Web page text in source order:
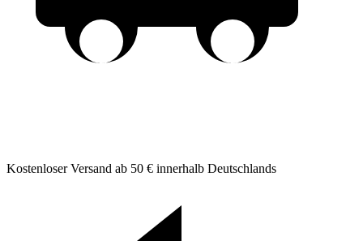
Kostenloser Versand ab 50 € innerhalb Deutschlands